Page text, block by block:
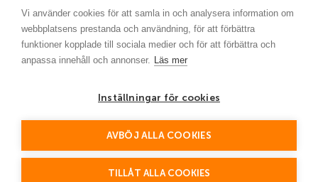
Vi använder cookies för att samla in och analysera information om
webbplatsens prestanda och användning, för att förbättra
funktioner kopplade till sociala medier och för att förbättra och
anpassa innehåll och annonser. Läs mer
Inställningar för cookies
AVBÖJ ALLA COOKIES
TILLÅT ALLA COOKIES
This site is protected by reCAPTCHA and the Google
Policy and Terms of Service apply.